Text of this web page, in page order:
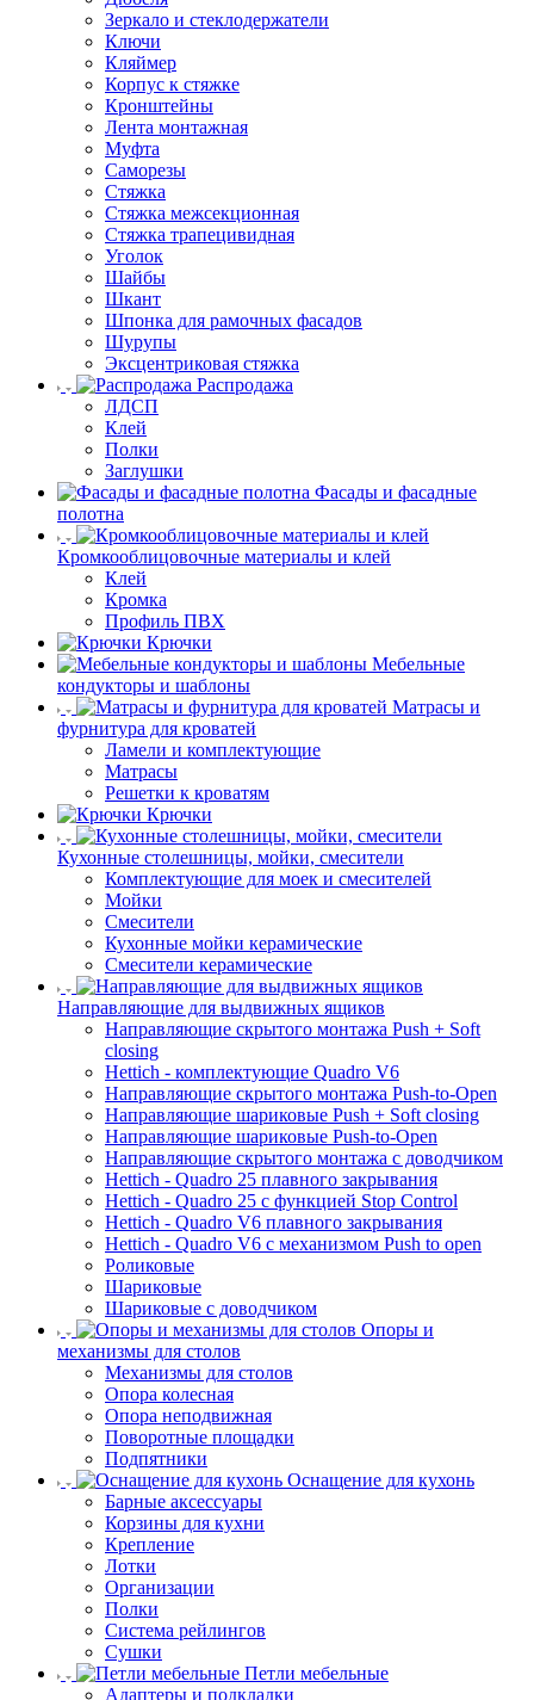
Зеркало и стеклодержатели
Ключи
Кляймер
Корпус к стяжке
Кронштейны
Лента монтажная
Муфта
Саморезы
Стяжка
Стяжка межсекционная
Стяжка трапецивидная
Уголок
Шайбы
Шкант
Шпонка для рамочных фасадов
Шурупы
Эксцентриковая стяжка
Распродажа
ЛДСП
Клей
Полки
Заглушки
Фасады и фасадные
полотна
Кромкооблицовочные материалы и клей
Клей
Кромка
Профиль ПВХ
Крючки
Мебельные
кондукторы и шаблоны
Матрасы и
фурнитура для кроватей
Ламели и комплектующие
Матрасы
Решетки к кроватям
Крючки
Кухонные столешницы, мойки, смесители
Комплектующие для моек и смесителей
Мойки
Смесители
Кухонные мойки керамические
Смесители керамические
Направляющие для выдвижных ящиков
Направляющие скрытого монтажа Push + Soft
closing
Hettich - комплектующие Quadro V6
Направляющие скрытого монтажа Push-to-Open
Направляющие шариковые Push + Soft closing
Направляющие шариковые Push-to-Open
Направляющие скрытого монтажа с доводчиком
Hettich - Quadro 25 плавного закрывания
Hettich - Quadro 25 с функцией Stop Control
Hettich - Quadro V6 плавного закрывания
Hettich - Quadro V6 с механизмом Push to open
Роликовые
Шариковые
Шариковые с доводчиком
Опоры и
механизмы для столов
Механизмы для столов
Опора колесная
Опора неподвижная
Поворотные площадки
Подпятники
Оснащение для кухонь
Барные аксессуары
Корзины для кухни
Крепление
Лотки
Организации
Полки
Система рейлингов
Сушки
Петли мебельные
Адаптеры и подкладки